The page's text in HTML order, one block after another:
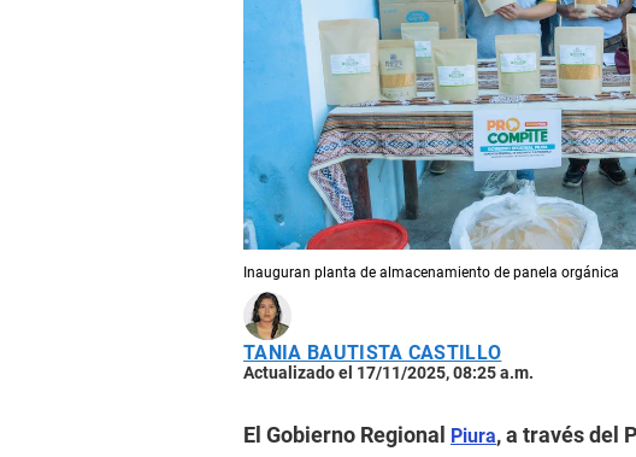
Inauguran planta de almacenamiento de panela orgánica
TANIA BAUTISTA CASTILLO
Actualizado el 17/11/2025, 08:25 a.m.
El Gobierno Regional Piura, a través del